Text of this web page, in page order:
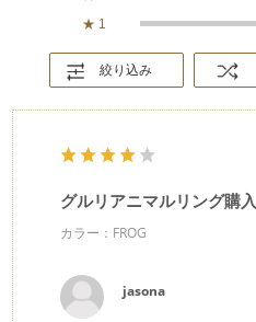
★ 1
絞り込み
グルリアニマルリング購入
カラー：FROG
jasona